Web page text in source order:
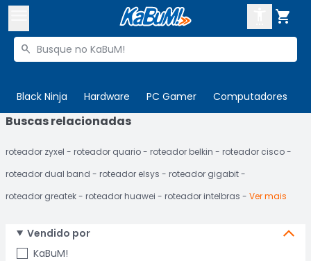

Buscar produtos

Black Ninja Hardware PC Gamer Computadores

 Departamentos
Cupons
 Ativar tradutor em libras
ENTRE
CADASTRE-SE
Buscas relacionadas
roteador zyxel roteador quario roteador belkin
roteador cisco
roteador dual band
roteador elsys
roteador gigabit
roteador greatek
roteador huawei roteador intelbras Ver mais
Vendido por
KaBuM!